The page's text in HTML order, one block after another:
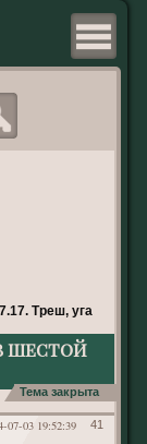
Треш, угар и
шестой
Тема закрыта
41
07-03 19:52:39